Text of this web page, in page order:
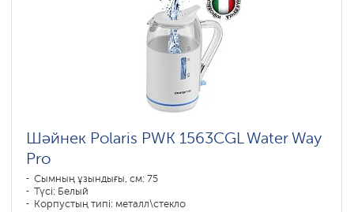
Шәйнек Polaris PWK 1563CGL Water Way
Pro
Сымның ұзындығы, см: 75
Түсі: Белый
Корпустың типі: металл\стекло